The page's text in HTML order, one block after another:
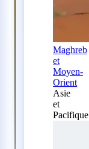
Maghreb
et
Moyen-
Orient
Asie
et
Pacifique